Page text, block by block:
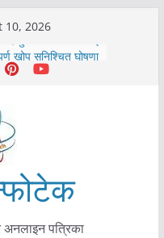
10, 2026
दार्चुलाका सीमामा कडाइ
खोप सुनिश्चित घोषणा
भूमिका महत्वपूर्ण छ :
अनलाइन पत्रिका